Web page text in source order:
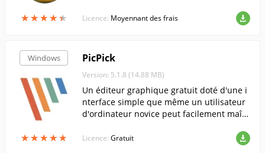
★★★★★
★★★★★ Licence: Moyennant des frais
Windows
★★★★★
★★★★★
PicPick
Version: 5.1.8 (14.88 MB)
Un éditeur graphique gratuit doté d'une i
nterface simple que même un utilisateur
d'ordinateur novice peut facilement maîtr
Licence: Gratuit